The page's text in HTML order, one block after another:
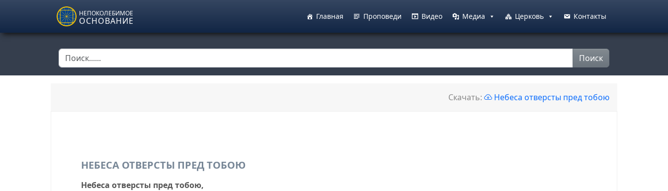
Skip to main content
НЕПОКОЛЕБИМОЕ
ОСНОВАНИЕ Главная Проповеди Видео Медиа Церковь Контакты
Поиск
Скачать: Небеса отверсты пред тобою
НЕБЕСА ОТВЕРСТЫ ПРЕД ТОБОЮ
Небеса отверсты пред тобою,